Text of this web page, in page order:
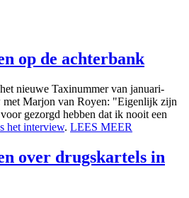
op de achterbank
nieuwe Taxinummer van januari-
met Marjon van Royen: "Eigenlijk zijn
gezorgd hebben dat ik nooit een
het interview. LEES MEER
over drugskartels in